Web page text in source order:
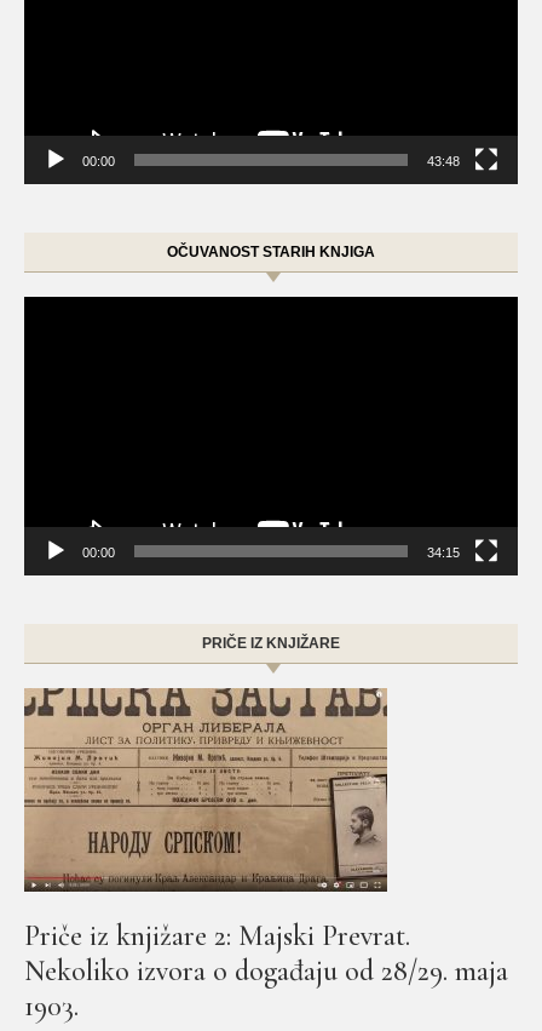
00:00 43:48
OČUVANOST STARIH KNJIGA
00:00 34:15
PRIČE IZ KNJIŽARE
Priče iz knjižare 2: Majski Prevrat.
Nekoliko izvora o događaju od 28/29. maja
1903.